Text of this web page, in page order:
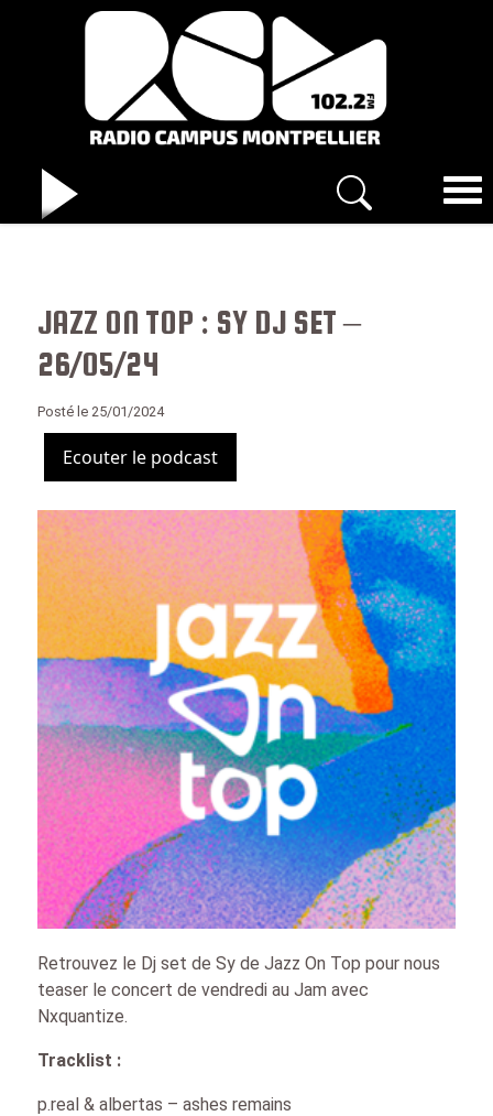
JAZZ ON TOP : SY DJ SET –
26/05/24
Posté le 25/01/2024
Ecouter le podcast
Retrouvez le Dj set de Sy de Jazz On Top pour nous
teaser le concert de vendredi au Jam avec
Nxquantize.
Tracklist :
p.real & albertas – ashes remains